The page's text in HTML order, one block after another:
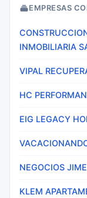
EMPRESAS
INMOBILIARIA
VIPAL
HC
EIG LEGACY
NEGOCIOS
KLEM